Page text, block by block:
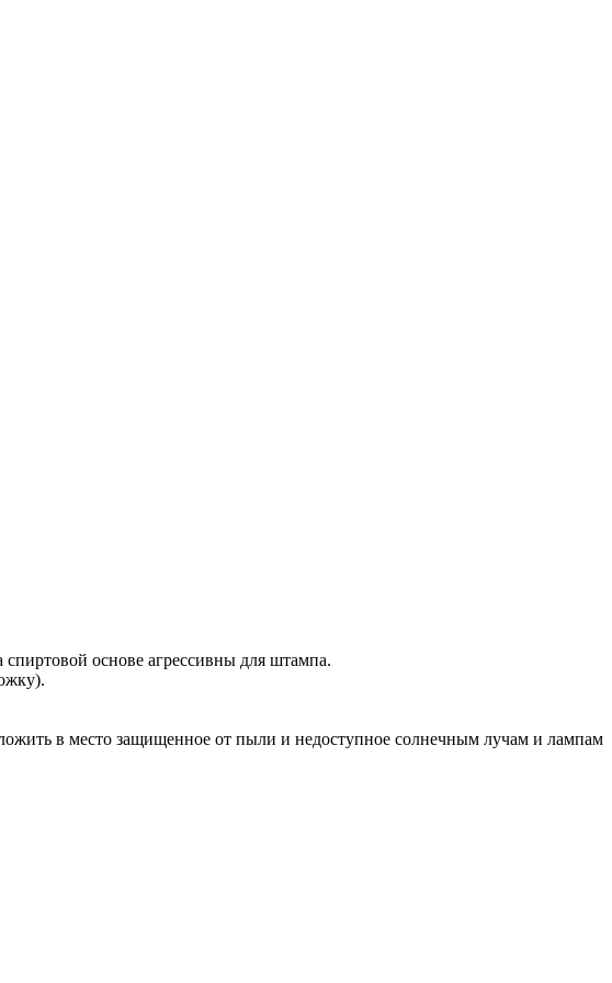
основе агрессивны для штампа.
в место защищенное от пыли и недоступное солнечным лучам и лампам